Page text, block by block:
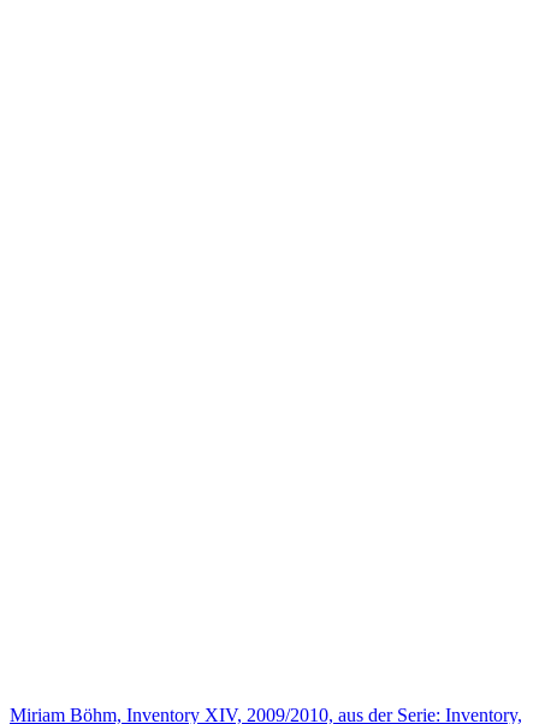
Miriam Böhm, Inventory XIV, 2009/2010, aus der Serie: Inventory,